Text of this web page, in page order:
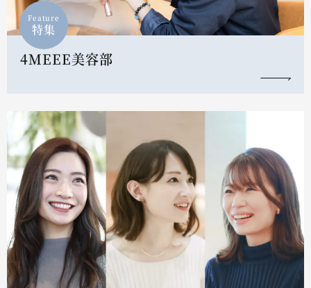
Feature
特集
4MEEE美容部